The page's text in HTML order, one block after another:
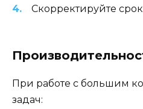
Скорректируйте
При работе с большим
задач: